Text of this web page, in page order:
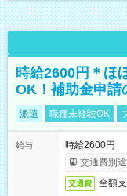
時給2600円＊ほ
OK！補助金申請
派遣 職種未経験OK
給与
時給2600円
交通費別
交通費 全額